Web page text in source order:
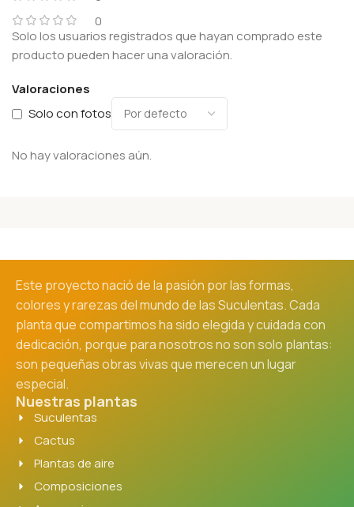
0
Valoraciones
Solo con fotos
No hay valoraciones aún.
Solo los usuarios registrados que hayan comprado este
producto pueden hacer una valoración.
Este proyecto nació de la pasión por las formas,
colores y rarezas del mundo de las Suculentas. Cada
planta que compartimos ha sido elegida y cuidada con
dedicación, porque para nosotros no son solo plantas:
son pequeñas obras vivas que merecen un lugar
especial.
Nuestras plantas
Suculentas
Cactus
Plantas de aire
Composiciones